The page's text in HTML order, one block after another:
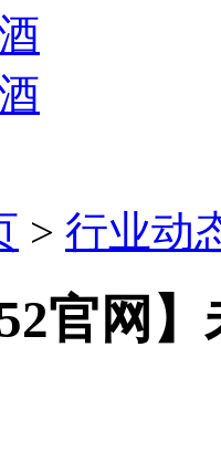
> 行业动
官网